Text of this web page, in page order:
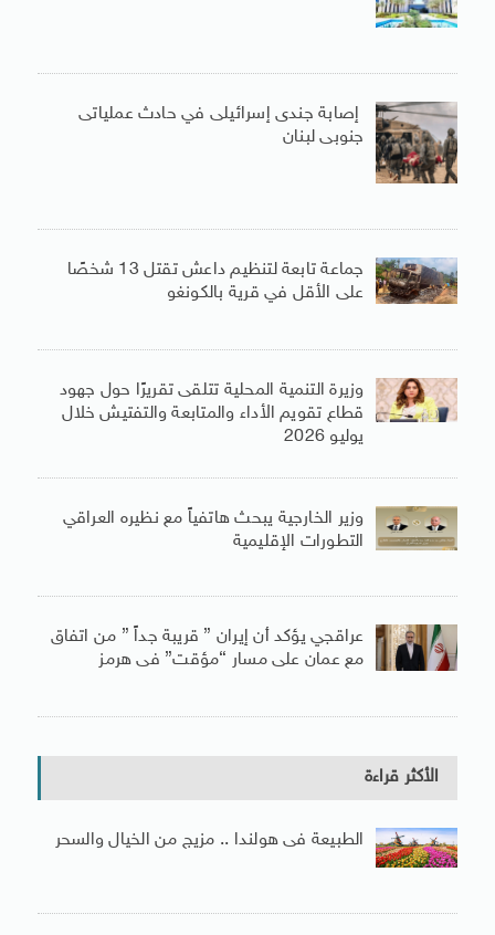
إصابة جندى إسرائيلى في حادث عملياتى
جنوبى لبنان
جماعة تابعة لتنظيم داعش تقتل 13 شخصًا
على الأقل في قرية بالكونغو
وزيرة التنمية المحلية تتلقى تقريرًا حول جهود
قطاع تقويم الأداء والمتابعة والتفتيش خلال
يوليو 2026
وزير الخارجية يبحث هاتفياً مع نظيره العراقي
التطورات الإقليمية
عراقجي يؤكد أن إيران ” قريبة جداً ” من اتفاق
مع عمان على مسار “مؤقت” فى هرمز
الأكثر قراءة
الطبيعة فى هولندا .. مزيج من الخيال والسحر